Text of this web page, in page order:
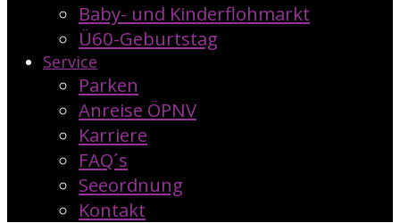
Baby- und Kinderflohmarkt
Ü60-Geburtstag
Service
Parken
Anreise ÖPNV
Karriere
FAQ´s
Seeordnung
Kontakt